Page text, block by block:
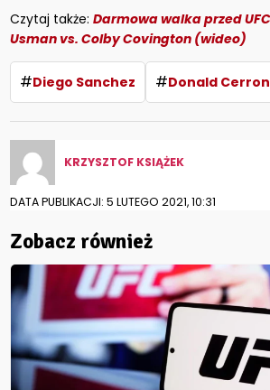
Czytaj także:Darmowa walka przed
Usman vs. Colby Covington (wideo)
#Diego Sanchez #Donald
KRZYSZTOF KSIĄŻEK
DATA PUBLIKACJI: 5 LUTEGO 2021, 10:31
Zobacz również